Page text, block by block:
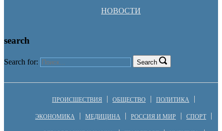
НОВОСТИ
search
Search for: Search
ПРОИСШЕСТВИЯ ОБЩЕСТВО ПОЛИТИКА
ЭКОНОМИКА МЕДИЦИНА РОССИЯ И МИР СПОРТ